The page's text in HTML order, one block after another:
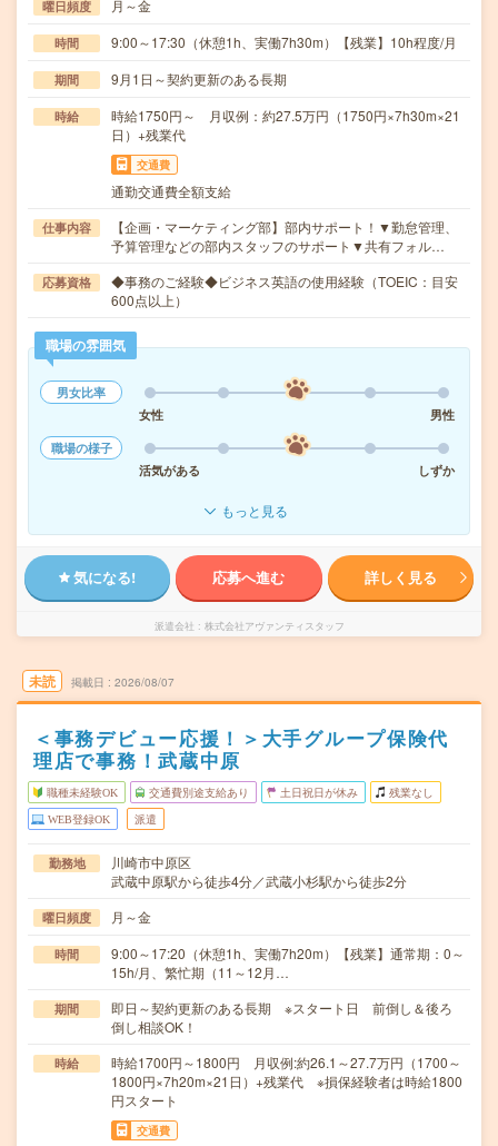
曜日頻度 月～金
時間 9:00～17:30（休憩1h、実働7h30m）【残業】10h程度/月
期間 9月1日～契約更新のある長期
時給
時給1750円～ 月収例：約27.5万円（1750円×7h30m×21
日）+残業代
交通費
通勤交通費全額支給
仕事内容
【企画・マーケティング部】部内サポート！▼勤怠管理、
予算管理などの部内スタッフのサポート▼共有フォル…
応募資格
◆事務のご経験◆ビジネス英語の使用経験（TOEIC：目安
600点以上）
職場の雰囲気
男女比率
女性
男性
職場の様子
活気がある
しずか
もっと見る
気になる! 応募へ進む 詳しく見る
派遣会社 株式会社アヴァンティスタッフ
未読 掲載日 2026/08/07
＜事務デビュー応援！＞大手グループ保険代
理店で事務！武蔵中原
職種未経験OK 交通費別途支給あり 土日祝日が休み 残業なし
WEB登録OK 派遣
勤務地
川崎市中原区
武蔵中原駅から徒歩4分／武蔵小杉駅から徒歩2分
曜日頻度 月～金
時間
9:00～17:20（休憩1h、実働7h20m）【残業】通常期：0～
15h/月、繁忙期（11～12月…
期間
即日～契約更新のある長期 ※スタート日 前倒し＆後ろ
倒し相談OK！
時給
時給1700円～1800円 月収例:約26.1～27.7万円（1700～
1800円×7h20m×21日）+残業代 ※損保経験者は時給1800
円スタート
交通費